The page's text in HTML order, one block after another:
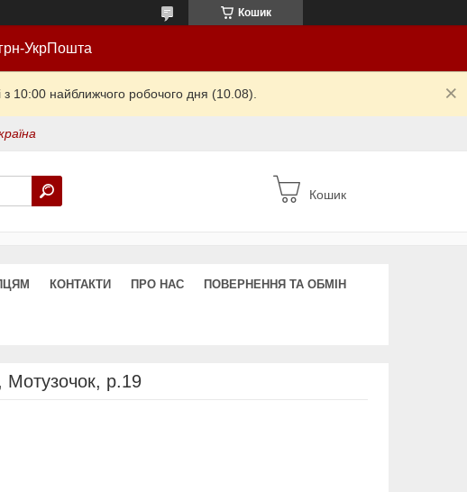
Кошик
УкрПошта
10:00 найближчого робочого дня (10.08).
Кошик
КОНТАКТИ ПРО НАС ПОВЕРНЕННЯ ТА ОБМІН
Мотузочок, р.19